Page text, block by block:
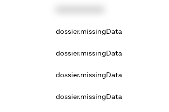
dossier.missingData
dossier.missingData
dossier.missingData
dossier.missingData